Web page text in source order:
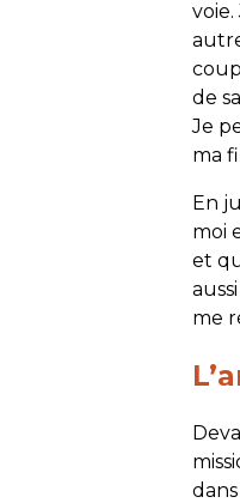
de
Je
ma
En
moi
et
me